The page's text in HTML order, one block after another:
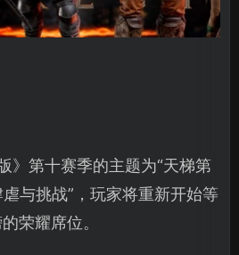
》第十赛季的主题为“天梯第
与挑战”，玩家将重新开始等
荣耀席位。